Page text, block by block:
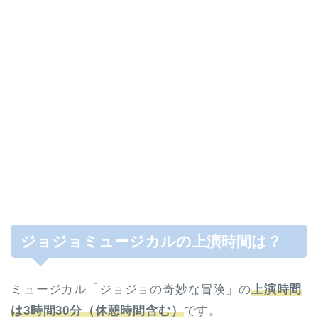
ジョジョミュージカルの上演時間は？
ミュージカル「ジョジョの奇妙な冒険」の上演時間
は3時間30分（休憩時間含む）です。